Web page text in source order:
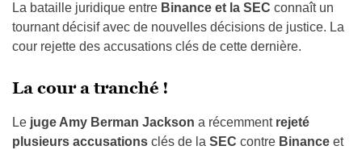
La bataille juridique entre Binance et la SEC connaît un
tournant décisif avec de nouvelles décisions de justice. La
cour rejette des accusations clés de cette dernière.
La cour a tranché !
Le juge Amy Berman Jackson a récemment rejeté
plusieurs accusations clés de la SEC contre Binance et